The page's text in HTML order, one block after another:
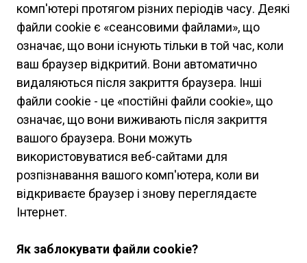
комп'ютері протягом різних періодів часу. Деякі
файли cookie є «сеансовими файлами», що
означає, що вони існують тільки в той час, коли
ваш браузер відкритий. Вони автоматично
видаляються після закриття браузера. Інші
файли cookie - це «постійні файли cookie», що
означає, що вони виживають після закриття
вашого браузера. Вони можуть
використовуватися веб-сайтами для
розпізнавання вашого комп'ютера, коли ви
відкриваєте браузер і знову переглядаєте
Інтернет.
Як заблокувати файли cookie?